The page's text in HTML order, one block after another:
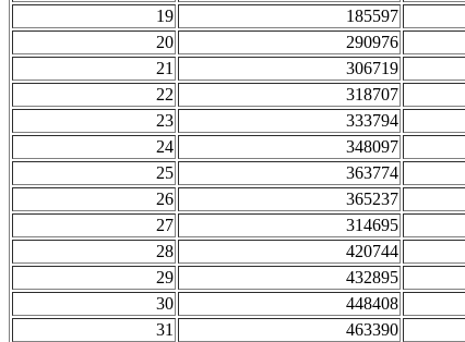
19
185597
20
290976
21
306719
22
318707
23
333794
24
348097
25
363774
26
365237
27
314695
28
420744
29
432895
30
448408
31
463390